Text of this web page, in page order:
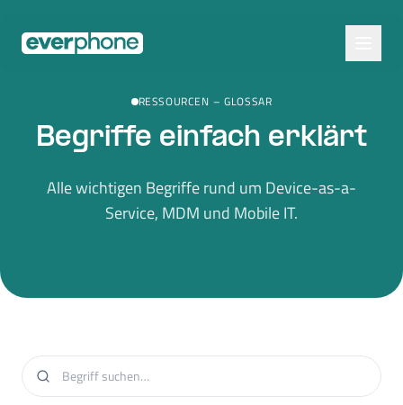
RESSOURCEN – GLOSSAR
Begriffe einfach erklärt
Alle wichtigen Begriffe rund um Device-as-a-
Service, MDM und Mobile IT.